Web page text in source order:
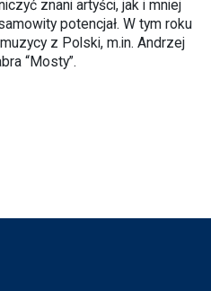
znani artyści, jak i mniej
potencjał. W tym roku
z Polski, m.in. Andrzej
“Mosty”.